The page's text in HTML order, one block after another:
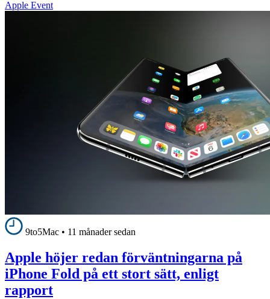
Apple Event
9to5Mac • 11 månader sedan
Apple höjer redan förväntningarna på
iPhone Fold på ett stort sätt, enligt
rapport